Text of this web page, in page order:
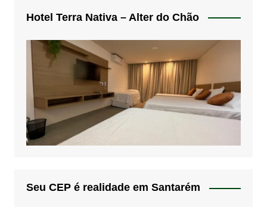
Hotel Terra Nativa – Alter do Chão
Seu CEP é realidade em Santarém